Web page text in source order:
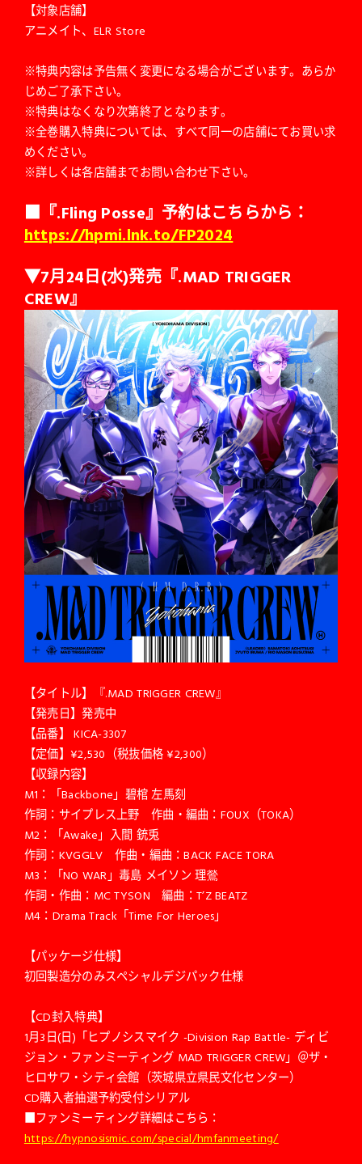
【対象店舗】
アニメイト、ELR Store
※特典内容は予告無く変更になる場合がございます。あらか
じめご了承下さい。
※特典はなくなり次第終了となります。
※全巻購入特典については、すべて同一の店舗にてお買い求
めください。
※詳しくは各店舗までお問い合わせ下さい。
■『.Fling Posse』予約はこちらから：
https://hpmi.lnk.to/FP2024
▼7月24日(水)発売『.MAD TRIGGER
CREW』
【タイトル】『.MAD TRIGGER CREW』
【発売日】発売中
【品番】 KICA-3307
【定価】¥2,530（税抜価格 ¥2,300）
【収録内容】
M1：「Backbone」碧棺 左馬刻
作詞：サイプレス上野 作曲・編曲：FOUX（TOKA）
M2：「Awake」入間 銃兎
作詞：KVGGLV 作曲・編曲：BACK FACE TORA
M3：「NO WAR」毒島 メイソン 理鶯
作詞・作曲：MC TYSON 編曲：T’Z BEATZ
M4：Drama Track「Time For Heroes」
【パッケージ仕様】
初回製造分のみスペシャルデジパック仕様
【CD封入特典】
1月3日(日)「ヒプノシスマイク -Division Rap Battle- ディビ
ジョン・ファンミーティング MAD TRIGGER CREW」＠ザ・
ヒロサワ・シティ会館（茨城県立県民文化センター）
CD購入者抽選予約受付シリアル
■ファンミーティング詳細はこちら：
https://hypnosismic.com/special/hmfanmeeting/